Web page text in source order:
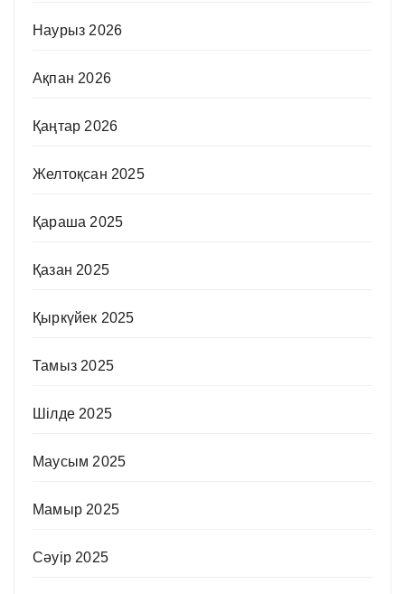
Наурыз 2026
Ақпан 2026
Қаңтар 2026
Желтоқсан 2025
Қараша 2025
Қазан 2025
Қыркүйек 2025
Тамыз 2025
Шілде 2025
Маусым 2025
Мамыр 2025
Сәуір 2025